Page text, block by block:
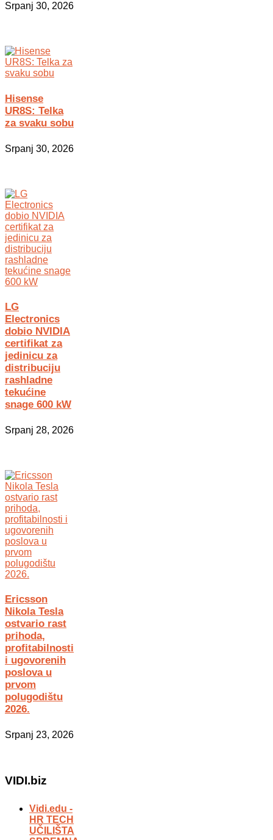
Srpanj 30, 2026
Hisense
UR8S: Telka
za svaku sobu
Srpanj 30, 2026
LG
Electronics
dobio NVIDIA
certifikat za
jedinicu za
distribuciju
rashladne
tekućine
snage 600 kW
Srpanj 28, 2026
Ericsson
Nikola Tesla
ostvario rast
prihoda,
profitabilnosti
i ugovorenih
poslova u
prvom
polugodištu
2026.
Srpanj 23, 2026
VIDI.biz
Vidi.edu -
HR TECH
UČILIŠTA